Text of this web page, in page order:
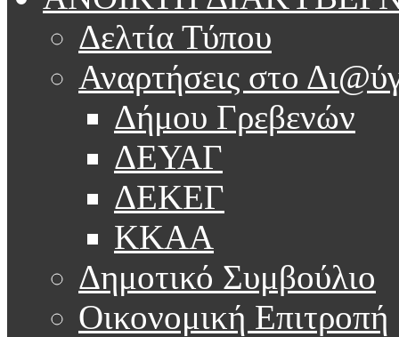
Δελτία Τύπου
Αναρτήσεις στο
Δήμου Γρεβενών
ΔΕΥΑΓ
ΔΕΚΕΓ
ΚΚΑΑ
Δημοτικό Συμβούλιο
Οικονομική Επιτροπή